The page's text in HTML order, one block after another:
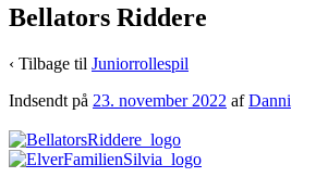
Bellators Riddere
‹ Tilbage til Juniorrollespil
Indsendt på 23. november 2022 afDanni